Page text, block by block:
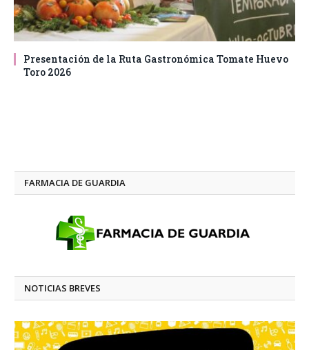
Presentación de la Ruta Gastronómica Tomate Huevo
Toro 2026
FARMACIA DE GUARDIA
NOTICIAS BREVES